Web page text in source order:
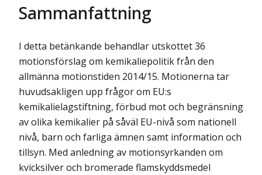
Sammanfattning
I detta betänkande behandlar utskottet 36
motionsförslag om kemikaliepolitik från den
allmänna motionstiden 2014/15. Motionerna tar
huvudsakligen upp frågor om EU:s
kemikalielagstiftning, förbud mot och begränsning
av olika kemikalier på såväl EU-nivå som nationell
nivå, barn och farliga ämnen samt information och
tillsyn. Med anledning av motionsyrkanden om
kvicksilver och bromerade flamskyddsmedel